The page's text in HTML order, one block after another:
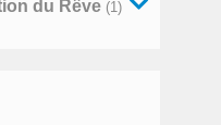
du Rêve (1)